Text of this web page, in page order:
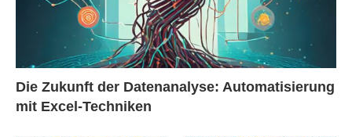
Die Zukunft der Datenanalyse: Automatisierung
mit Excel-Techniken